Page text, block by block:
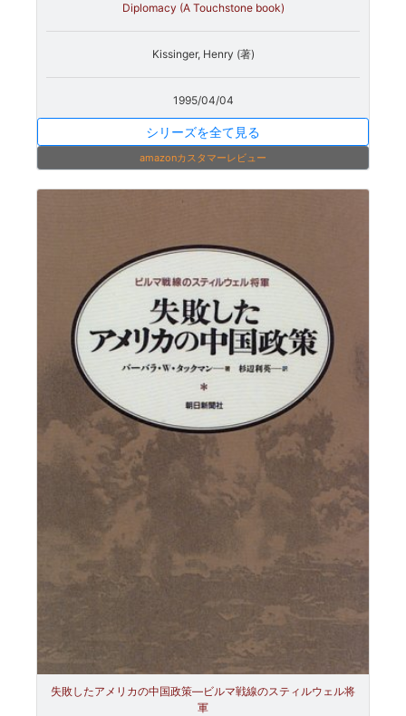
Diplomacy (A Touchstone book)
Kissinger, Henry (著)
1995/04/04
シリーズを全て見る
amazonカスタマーレビュー
失敗したアメリカの中国政策―ビルマ戦線のスティルウェル将
軍